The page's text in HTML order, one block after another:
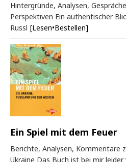
Hintergründe, Analysen,
Perspektiven Ein authentischer
Russl [Lesen•Bestellen]
Ein Spiel mit dem Feuer
Berichte, Analysen, Kommentare
Ukraine Das Buch ist bei mir leider